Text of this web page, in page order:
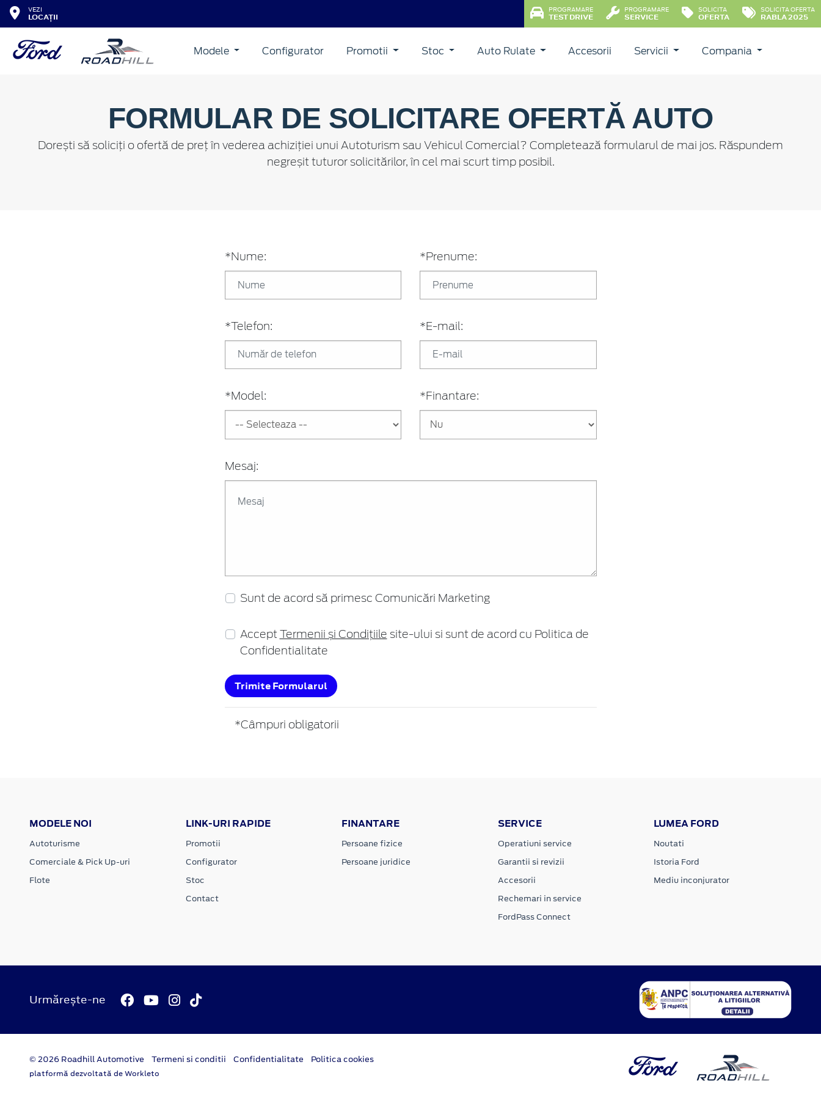
VEZI
LOCAȚII
PROGRAMARE
TEST DRIVE
PROGRAMARE
SERVICE
SOLICITA
OFERTA
SOLICITA OFERTA
RABLA 2025
Modele Configurator Promotii Stoc Auto Rulate Accesorii Servicii Compania
FORMULAR DE SOLICITARE OFERTĂ AUTO
Dorești să soliciți o ofertă de preț în vederea achiziției unui Autoturism sau Vehicul Comercial? Completează formularul de mai jos. Răspundem
negreșit tuturor solicitărilor, în cel mai scurt timp posibil.
*Nume: *Prenume:
*Telefon: *E-mail:
*Model: *Finantare:
Mesaj:
Sunt de acord să primesc Comunicări Marketing
Accept Termenii și Condițiile site-ului si sunt de acord cu Politica de
Confidentialitate
Trimite Formularul
*Câmpuri obligatorii
MODELE NOI
Autoturisme
Comerciale & Pick Up-uri
Flote
LINK-URI RAPIDE
Promotii
Configurator
Stoc
Contact
FINANTARE
Persoane fizice
Persoane juridice
SERVICE
Operatiuni service
Garantii si revizii
Accesorii
Rechemari in service
FordPass Connect
LUMEA FORD
Noutati
Istoria Ford
Mediu inconjurator
Urmărește-ne
© 2026 Roadhill Automotive Termeni si conditii Confidentialitate Politica cookies
platformă dezvoltată de Workleto